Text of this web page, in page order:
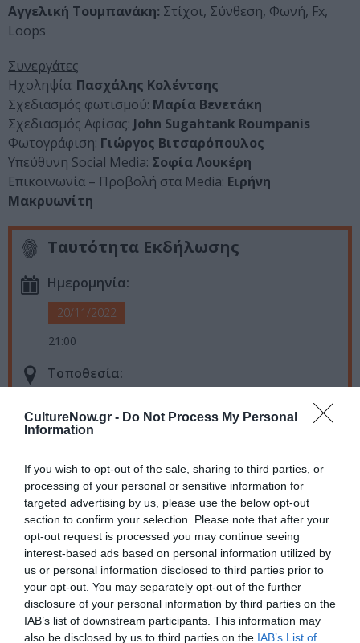
CultureNow.gr - Do Not Process My Personal
Information
If you wish to opt-out of the sale, sharing to third parties, or
processing of your personal or sensitive information for
targeted advertising by us, please use the below opt-out
section to confirm your selection. Please note that after your
opt-out request is processed you may continue seeing
interest-based ads based on personal information utilized by
us or personal information disclosed to third parties prior to
your opt-out. You may separately opt-out of the further
disclosure of your personal information by third parties on the
IAB’s list of downstream participants. This information may
also be disclosed by us to third parties on the IAB’s List of
Αγγελική Τουμπανάκη: Στίχοι, Σύνθεση, Φωνή, Fx,
Loops
Συνεργάτες
Ηχοληψία: Πασχάλης Κολέντσης
Σχεδιασμός φωτισμού: Μαρία Βενετάκη
Σχεδιασμός Αφίσας: John Sugahtank Roumpanis
Φωτογράφιση: Γιώργος Βιτσαρόπουλος
Υπεύθυνη Social Media: Σοφία Λουκέρη
Επικοινωνία – Προβολή στα Media: Ειρήνη
Μακρυωνίτη
Ταυτότητα Εκδήλωσης
Ημερομηνία:
20/11/2022
21:00
Τοποθεσία:
Six Dogs
Eισιτήρια:
10€
Πληροφορίες / Κρατήσεις:
21 0321 0510 sixdogs.gr
Ακολουθήστε το Culturenow.gr στο Google News και
μάθετε πρώτοι όλες τις ειδήσεις